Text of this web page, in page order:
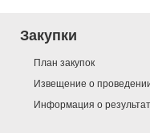
Закупки
План закупок
Извещение о
Информация о